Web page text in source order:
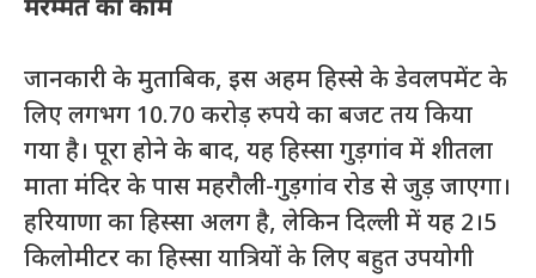
मरम्मत का काम
जानकारी के मुताबिक, इस अहम हिस्से के डेवलपमेंट के
लिए लगभग 10.70 करोड़ रुपये का बजट तय किया
गया है। पूरा होने के बाद, यह हिस्सा गुड़गांव में शीतला
माता मंदिर के पास महरौली-गुड़गांव रोड से जुड़ जाएगा।
हरियाणा का हिस्सा अलग है, लेकिन दिल्ली में यह 2।5
किलोमीटर का हिस्सा यात्रियों के लिए बहुत उपयोगी